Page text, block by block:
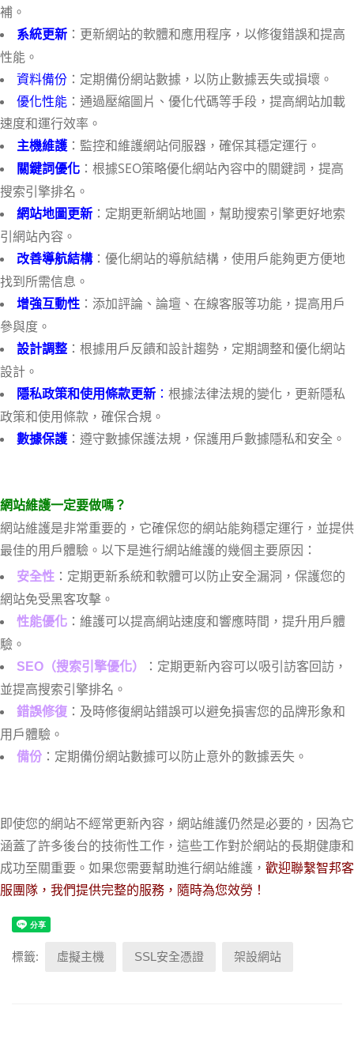
補。
系統更新 ：更新網站的軟體和應用程序，以修復錯誤和提高
性能。
資料備份 ：定期備份網站數據，以防止數據丟失或損壞。
優化性能 ：通過壓縮圖片、優化代碼等手段，提高網站加載
速度和運行效率。
主機維護 ：監控和維護網站伺服器，確保其穩定運行。
關鍵詞優化 ：根據SEO策略優化網站內容中的關鍵詞，提高
搜索引擎排名。
網站地圖更新 ：定期更新網站地圖，幫助搜索引擎更好地索
引網站內容。
改善導航結構：優化網站的導航結構，使用戶能夠更方便地
找到所需信息。
增強互動性 ：添加評論、論壇、在線客服等功能，提高用戶
參與度。
設計調整 ：根據用戶反饋和設計趨勢，定期調整和優化網站
設計。
隱私政策和使用條款更新 ： 根據法律法規的變化，更新隱私
政策和使用條款，確保合規。
數據保護 ：遵守數據保護法規，保護用戶數據隱私和安全。
網站維護一定要做嗎？
網站維護是非常重要的，它確保您的網站能夠穩定運行，並提供
最佳的用戶體驗。以下是進行網站維護的幾個主要原因：
安全性 ：定期更新系統和軟體可以防止安全漏洞，保護您的
網站免受黑客攻擊。
性能優化 ：維護可以提高網站速度和響應時間，提升用戶體
驗。
SEO（搜索引擎優化）
：定期更新內容可以吸引訪客回訪，
並提高搜索引擎排名。
錯誤修復 ：及時修復網站錯誤可以避免損害您的品牌形象和
用戶體驗。
備份 ：定期備份網站數據可以防止意外的數據丟失。
即使您的網站不經常更新內容，網站維護仍然是必要的，因為它
涵蓋了許多後台的技術性工作，這些工作對於網站的長期健康和
成功至關重要。如果您需要幫助進行網站維護， 歡迎聯繫智邦客
服團隊，我們提供完整的服務，隨時為您效勞！
標籤: 虛擬主機 SSL安全憑證 架設網站